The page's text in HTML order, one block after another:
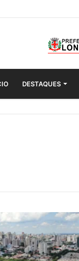
DESTAQUES